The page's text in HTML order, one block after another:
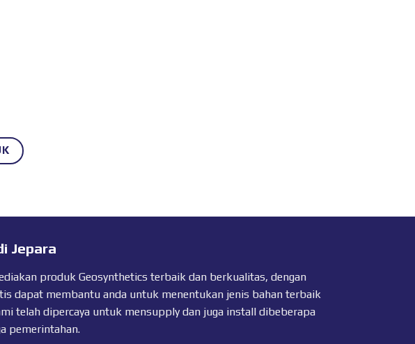
Jepara
produk Geosynthetics terbaik dan berkualitas, dengan
dapat membantu anda untuk menentukan jenis bahan terbaik
telah dipercaya untuk mensupply dan juga install dibeberapa
pemerintahan.